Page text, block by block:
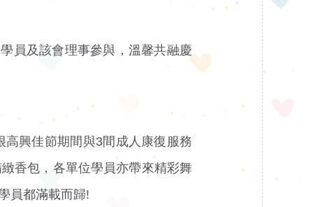
員及該會理事參與，溫馨共融慶
興佳節期間與3間成人康復服務
香包，各單位學員亦帶來精彩舞
員都滿載而歸!